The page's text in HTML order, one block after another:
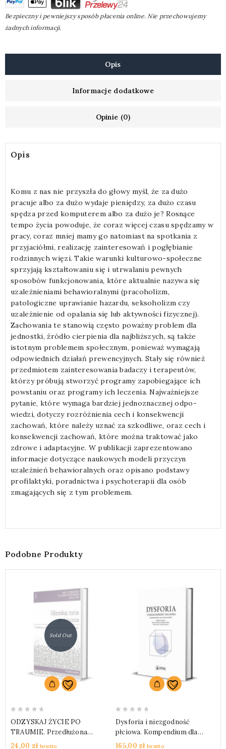
Bezpieczny i pewniejszy sposób płacenia online. Nie przechowujemy
żadnych informacji.
Opis
Informacje dodatkowe
Opinie (0)
Opis
Komu z nas nie przyszła do głowy myśl, że za dużo
pracuje albo za dużo wydaje pieniędzy, za dużo czasu
spędza przed komputerem albo za dużo je? Rosnące
tempo życia powoduje, że coraz więcej czasu spędzamy w
pracy, coraz mniej mamy go natomiast na spotkania z
przyjaciółmi, realizację zainteresowań i pogłębianie
rodzinnych więzi. Takie warunki kulturowo-społeczne
sprzyjają kształtowaniu się i utrwala­niu pewnych
sposobów funkcjonowania, które aktualnie nazywa się
uzależnieniami behawioralnymi (pracoholi­zm,
patologiczne uprawianie hazardu, seksoholizm czy
uzależnienie od opalania się lub aktywności fizycznej).
Zachowania te stanowią często poważny pro­blem dla
jednostki, źródło cierpienia dla najbliższych, są także
istotnym problemem społecznym, ponieważ wymagają
odpowiednich działań prewencyj­nych. Stały się również
przedmiotem zainteresowania badaczy i terapeutów,
którzy próbują stworzyć programy zapobiegające ich
powstaniu oraz programy ich leczenia. Najważniejsze
pytanie, które wymaga bardziej jednoznacznej odpo­
wiedzi, dotyczy rozróżnienia cech i konsekwencji
zachowań, które należy uznać za szkodliwe, oraz cech i
konsekwencji zachowań, które można traktować jako
zdrowe i adaptacyjne. W publikacji zaprezentowano
informacje dotyczące naukowych modeli przyczyn
uzależnień behawioralnych oraz opisano podstawy
profilaktyki, poradnictwa i psychoterapii dla osób
zmagających się z tym problemem.
Podobne Produkty
Sold Out
ODZYSKAJ ŻYCIE PO
TRAUMIE. Przedłużona
ekspozycja w terapii PTSD
24,00 zł brutto
out
Dysforia i niezgodność
płciowa. Kompendium dla
praktyków
165,00 zł brutto